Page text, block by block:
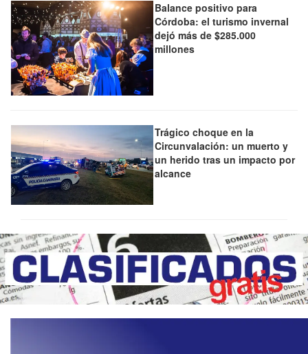
Balance positivo para
Córdoba: el turismo invernal
dejó más de $285.000
millones
Trágico choque en la
Circunvalación: un muerto y
un herido tras un impacto por
alcance